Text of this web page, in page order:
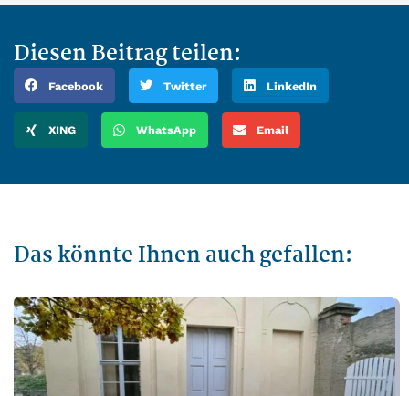
Diesen Beitrag teilen:
Facebook Twitter LinkedIn
XING WhatsApp Email
Das könnte Ihnen auch gefallen: